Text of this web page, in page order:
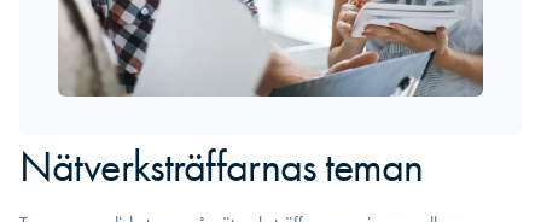
Nätverksträffarnas teman